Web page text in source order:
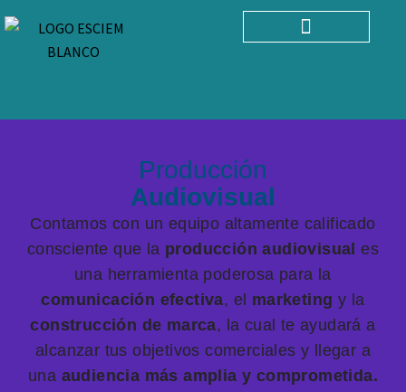
Producción
Audiovisual
Contamos con un equipo altamente calificado
consciente que la producción audiovisual es
una herramienta poderosa para la
comunicación efectiva, el marketing y la
construcción de marca, la cual te ayudará a
alcanzar tus objetivos comerciales y llegar a
una audiencia más amplia y comprometida.